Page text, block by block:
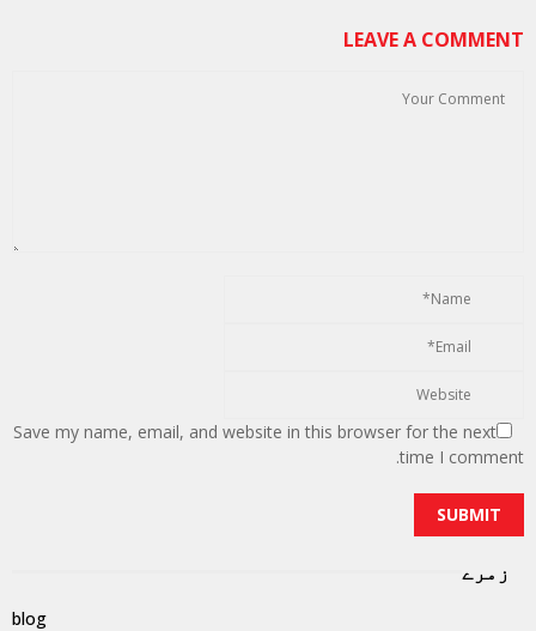
LEAVE A COMMENT
Save my name, email, and website in this browser for the next
time I comment.
زمرے
blog